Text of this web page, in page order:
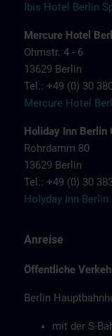
Ibis Hotel Berlin
Mercure Hotel
Ohmstr. 4 - 6
13629 Berlin
Tel.: +49 (0) 30
Mercure Hotel
Holiday Inn Berlin
Rohrdamm 80
13629 Berlin
Tel.: +49 (0) 30
Holyday Inn Berlin
Anreise
Öffentliche
Berlin
mit der S-